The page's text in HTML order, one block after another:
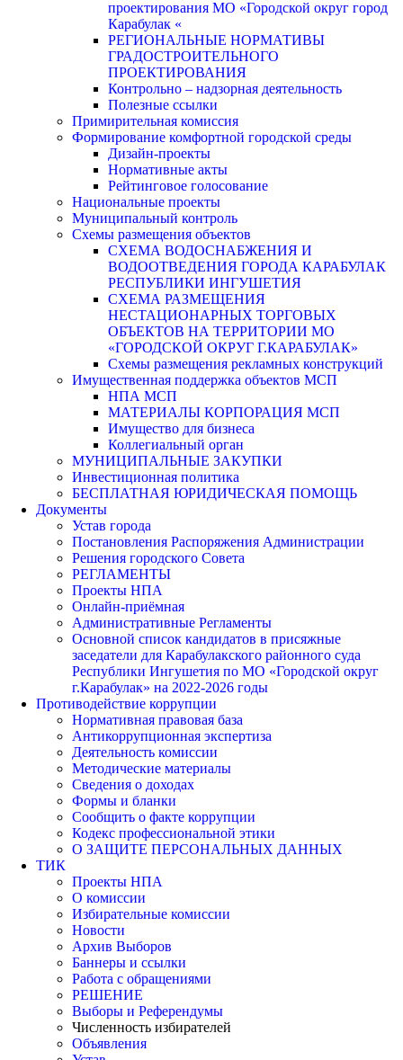
проектирования МО «Городской округ город
Карабулак «
РЕГИОНАЛЬНЫЕ НОРМАТИВЫ
ГРАДОСТРОИТЕЛЬНОГО
ПРОЕКТИРОВАНИЯ
Контрольно – надзорная деятельность
Полезные ссылки
Примирительная комиссия
Формирование комфортной городской среды
Дизайн-проекты
Нормативные акты
Рейтинговое голосование
Национальные проекты
Муниципальный контроль
Схемы размещения объектов
СХЕМА ВОДОСНАБЖЕНИЯ И
ВОДООТВЕДЕНИЯ ГОРОДА КАРАБУЛАК
РЕСПУБЛИКИ ИНГУШЕТИЯ
СХЕМА РАЗМЕЩЕНИЯ
НЕСТАЦИОНАРНЫХ ТОРГОВЫХ
ОБЪЕКТОВ НА ТЕРРИТОРИИ МО
«ГОРОДСКОЙ ОКРУГ Г.КАРАБУЛАК»
Схемы размещения рекламных конструкций
Имущественная поддержка объектов МСП
НПА МСП
МАТЕРИАЛЫ КОРПОРАЦИЯ МСП
Имущество для бизнеса
Коллегиальный орган
МУНИЦИПАЛЬНЫЕ ЗАКУПКИ
Инвестиционная политика
БЕСПЛАТНАЯ ЮРИДИЧЕСКАЯ ПОМОЩЬ
Документы
Устав города
Постановления Распоряжения Администрации
Решения городского Совета
РЕГЛАМЕНТЫ
Проекты НПА
Онлайн-приёмная
Административные Регламенты
Основной список кандидатов в присяжные
заседатели для Карабулакского районного суда
Республики Ингушетия по МО «Городской округ
г.Карабулак» на 2022-2026 годы
Противодействие коррупции
Нормативная правовая база
Антикоррупционная экспертиза
Деятельность комиссии
Методические материалы
Сведения о доходах
Формы и бланки
Сообщить о факте коррупции
Кодекс профессиональной этики
О ЗАЩИТЕ ПЕРСОНАЛЬНЫХ ДАННЫХ
ТИК
Проекты НПА
О комиссии
Избирательные комиссии
Новости
Архив Выборов
Баннеры и ссылки
Работа с обращениями
РЕШЕНИЕ
Выборы и Референдумы
Численность избирателей
Объявления